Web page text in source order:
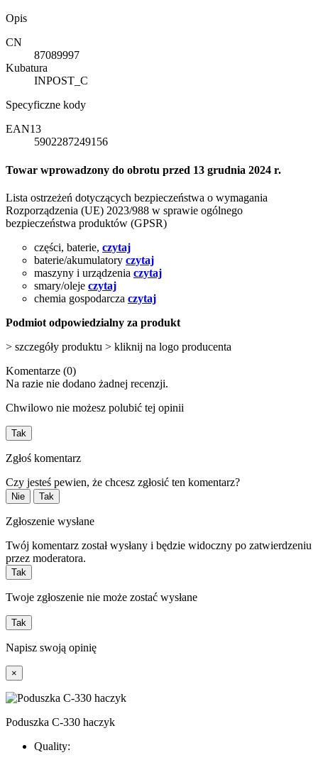
Opis
CN
87089997
Kubatura
INPOST_C
Specyficzne kody
EAN13
5902287249156
Towar wprowadzony do obrotu przed 13 grudnia 2024 r.
Lista ostrzeżeń dotyczących bezpieczeństwa o wymagania
Rozporządzenia (UE) 2023/988 w sprawie ogólnego
bezpieczeństwa produktów (GPSR)
części, baterie, czytaj
baterie/akumulatory czytaj
maszyny i urządzenia czytaj
smary/oleje czytaj
chemia gospodarcza czytaj
Podmiot odpowiedzialny za produkt
> szczegóły produktu > kliknij na logo producenta
Komentarze (0)
Na razie nie dodano żadnej recenzji.
Chwilowo nie możesz polubić tej opinii
Tak
Zgłoś komentarz
Czy jesteś pewien, że chcesz zgłosić ten komentarz?
Nie Tak
Zgłoszenie wysłane
Twój komentarz został wysłany i będzie widoczny po zatwierdzeniu
przez moderatora.
Tak
Twoje zgłoszenie nie może zostać wysłane
Tak
Napisz swoją opinię
×
Poduszka C-330 haczyk
Quality: